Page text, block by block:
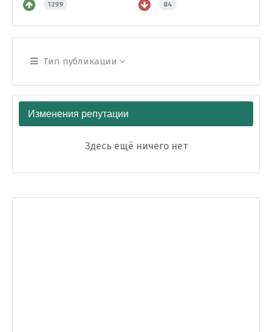
1299 84
Тип публикации
Изменения репутации
Здесь ещё ничего нет